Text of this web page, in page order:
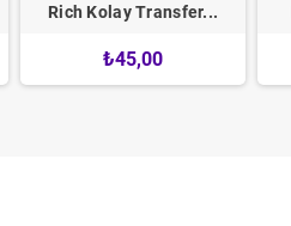
Rich Kolay Transfer...
₺45,00